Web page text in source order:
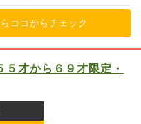
ココからチェック
才から６９才限定・